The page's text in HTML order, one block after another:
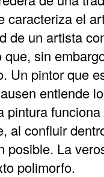
caracteriza el
de un artista
sin
Un pintor que
entiende
al confluir
posible. La
polimorfo.